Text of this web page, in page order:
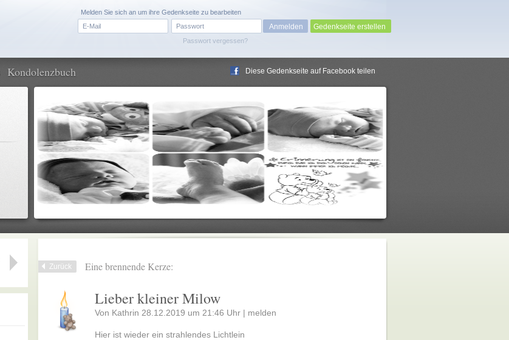
Passwort vergessen?
Melden Sie sich an um ihre Gedenkseite zu bearbeiten
Gedenkseite erstellen
Kondolenzbuch Diese Gedenkseite auf Facebook teilen
Zurück Eine brennende Kerze:
Lieber kleiner Milow
Von Kathrin 28.12.2019 um 21:46 Uhr | melden
Hier ist wieder ein strahlendes Lichtlein